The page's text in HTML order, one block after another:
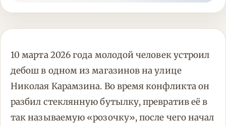
10 марта 2026 года молодой человек устроил
дебош в одном из магазинов на улице
Николая Карамзина. Во время конфликта он
разбил стеклянную бутылку, превратив её в
так называемую «розочку», после чего начал